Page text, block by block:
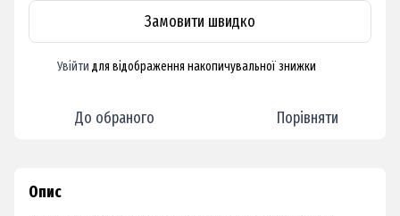
Замовити швидко
Увійти для відображення накопичувальної знижки
До обраного Порівняти
Опис